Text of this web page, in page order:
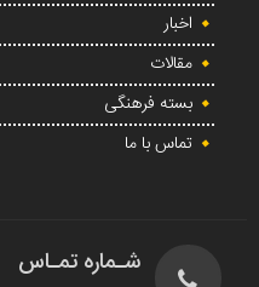
اخبار
مقالات
بسته فرهنگی
تماس با ما
شـماره تمـاس